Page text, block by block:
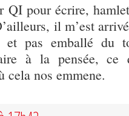
QI pour écrire,
il m’est
et pas emballé du
à la pensée,
cela nos emmene.